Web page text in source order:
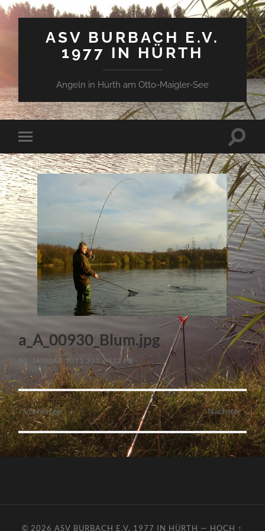
ASV BURBACH E.V.
1977 IN HÜRTH
Angeln in Hürth am Otto-Maigler-See
Mobile-
Menü
ein-/ausblenden
a_A_00930_Blum.jpg
10. JANUAR 2015 322 x322 PX
« Vorheriger Nächster»
© 2026ASV BURBACH E.V. 1977 IN HÜRTH — HOCH ↑